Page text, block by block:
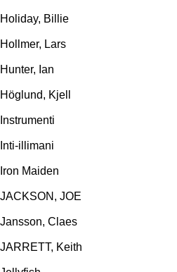
Holiday, Billie
Hollmer, Lars
Hunter, Ian
Höglund, Kjell
Instrumenti
Inti-illimani
Iron Maiden
JACKSON, JOE
Jansson, Claes
JARRETT, Keith